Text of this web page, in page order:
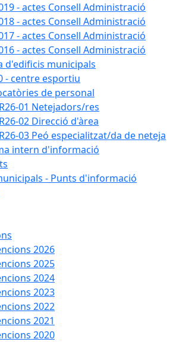
- actes Consell Administració
- actes Consell Administració
- actes Consell Administració
- actes Consell Administració
d'edificis municipals
- centre esportiu
de personal
01 Netejadors/res
02 Direcció d'àrea
03 Peó especialitzat/da de neteja
intern d'informació
- Punts d'informació
2026
2025
2024
2023
2022
2021
2020